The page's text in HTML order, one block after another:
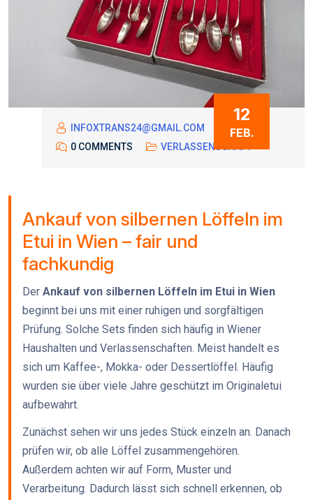
12
FEB.
INFOXTRANS24@GMAIL.COM
0 COMMENTS
VERLASSENSCHAFT
Ankauf von silbernen Löffeln im
Etui in Wien – fair und
fachkundig
Der Ankauf von silbernen Löffeln im Etui in Wien
beginnt bei uns mit einer ruhigen und sorgfältigen
Prüfung. Solche Sets finden sich häufig in Wiener
Haushalten und Verlassenschaften. Meist handelt es
sich um Kaffee-, Mokka- oder Dessertlöffel. Häufig
wurden sie über viele Jahre geschützt im Originaletui
aufbewahrt.
Zunächst sehen wir uns jedes Stück einzeln an. Danach
prüfen wir, ob alle Löffel zusammengehören.
Außerdem achten wir auf Form, Muster und
Verarbeitung. Dadurch lässt sich schnell erkennen, ob